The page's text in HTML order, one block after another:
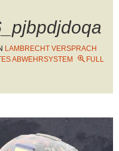
LAMBRECHT VERSPRACH
ABWEHRSYSTEM
FULL